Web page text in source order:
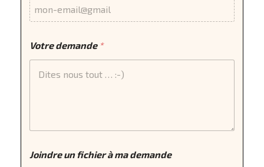
Votre demande *
Joindre un fichier à ma demande